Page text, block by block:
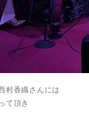
村香織さんには
て頂き